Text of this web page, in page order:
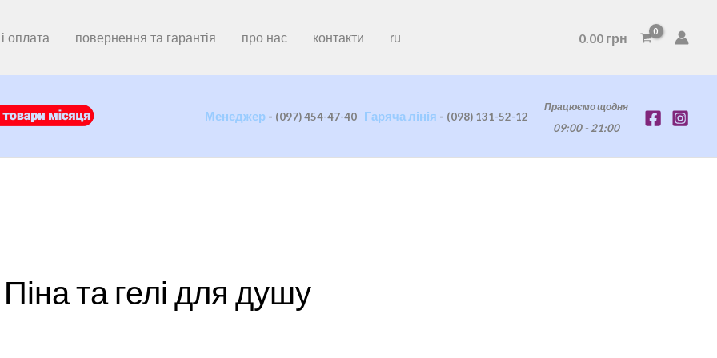
оплата повернення та гарантія про нас контакти ru 0.00 грн
Менеджер - (097) 454-47-40 Гаряча лінія - (098) 131-52-12
Працюємо щодня
09:00 - 21:00
Піна та гелі для душу